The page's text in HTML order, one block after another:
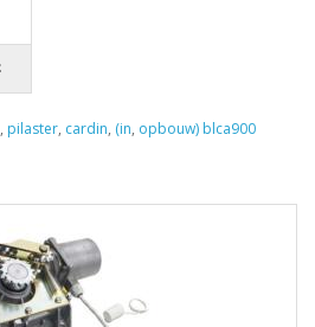
, pilaster, cardin, (in, opbouw) blca900